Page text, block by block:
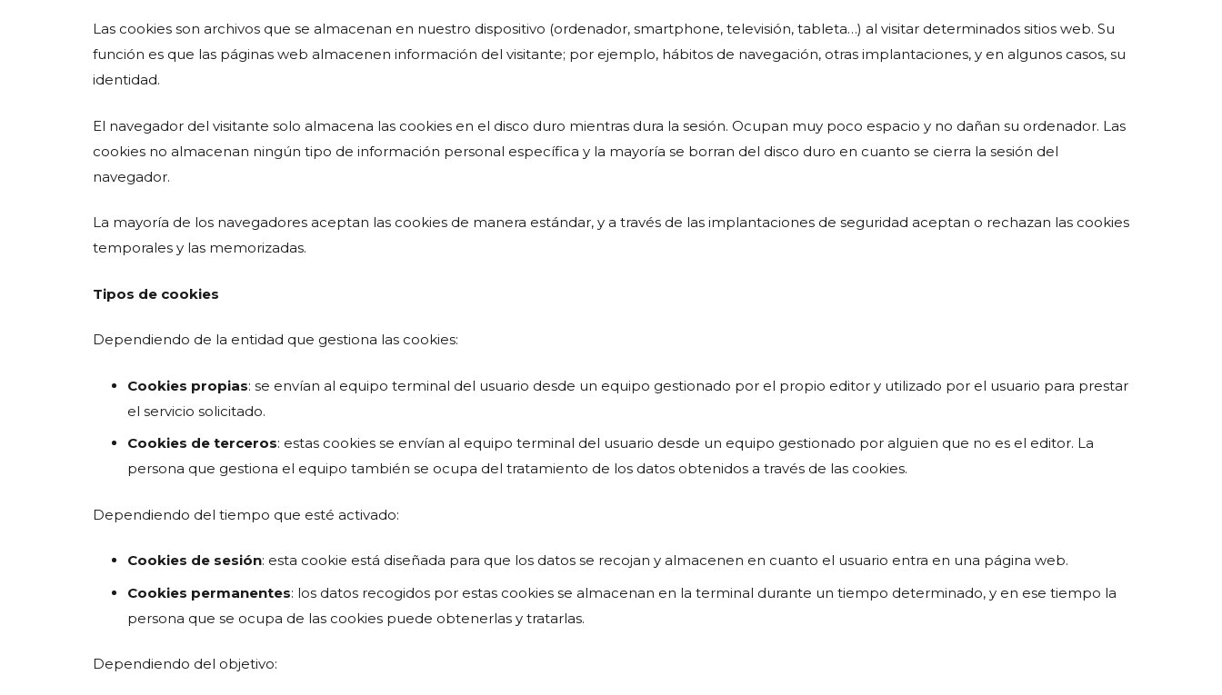
Las cookies son archivos que se almacenan en nuestro dispositivo (ordenador, smartphone, televisión, tableta…) al visitar determinados sitios web. Su
función es que las páginas web almacenen información del visitante; por ejemplo, hábitos de navegación, otras implantaciones, y en algunos casos, su
identidad.
El navegador del visitante solo almacena las cookies en el disco duro mientras dura la sesión. Ocupan muy poco espacio y no dañan su ordenador. Las
cookies no almacenan ningún tipo de información personal específica y la mayoría se borran del disco duro en cuanto se cierra la sesión del
navegador.
La mayoría de los navegadores aceptan las cookies de manera estándar, y a través de las implantaciones de seguridad aceptan o rechazan las cookies
temporales y las memorizadas.
Tipos de cookies
Dependiendo de la entidad que gestiona las cookies:
Cookies propias: se envían al equipo terminal del usuario desde un equipo gestionado por el propio editor y utilizado por el usuario para prestar
el servicio solicitado.
Cookies de terceros: estas cookies se envían al equipo terminal del usuario desde un equipo gestionado por alguien que no es el editor. La
persona que gestiona el equipo también se ocupa del tratamiento de los datos obtenidos a través de las cookies.
Dependiendo del tiempo que esté activado:
Cookies de sesión: esta cookie está diseñada para que los datos se recojan y almacenen en cuanto el usuario entra en una página web.
Cookies permanentes: los datos recogidos por estas cookies se almacenan en la terminal durante un tiempo determinado, y en ese tiempo la
persona que se ocupa de las cookies puede obtenerlas y tratarlas.
Dependiendo del objetivo: